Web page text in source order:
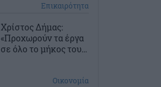
Επικαιρότητα
Χρίστος Δήμας:
«Προχωρούν τα έργα
σε όλο το μήκος του...
Οικονομία